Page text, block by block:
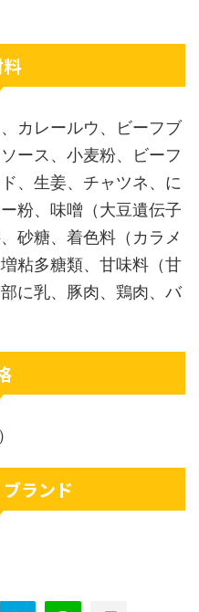
カレールウ、ビーフブ
ース、小麦粉、ビーフ
、生姜、チャツネ、に
粉、味噌（大豆遺伝子
砂糖、着色料（カラメ
粘多糖類、甘味料（甘
に乳、豚肉、鶏肉、バ
ランド